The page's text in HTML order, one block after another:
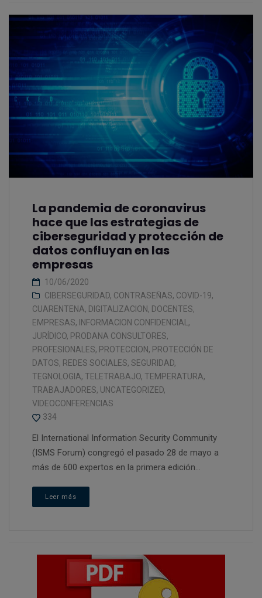
La pandemia de coronavirus
hace que las estrategias de
ciberseguridad y protección de
datos confluyan en las
empresas
10/06/2020
CIBERSEGURIDAD, CONTRASEÑAS, COVID-19,
CUARENTENA, DIGITALIZACION, DOCENTES,
EMPRESAS, INFORMACION CONFIDENCIAL ,
JURÍDICO, PRODANA CONSULTORES,
PROFESIONALES, PROTECCION, PROTECCIÓN DE
DATOS, REDES SOCIALES, SEGURIDAD,
TEGNOLOGIA, TELETRABAJO, TEMPERATURA,
TRABAJADORES, UNCATEGORIZED,
VIDEOCONFERENCIAS
334
El International Information Security Community
(ISMS Forum) congregó el pasado 28 de mayo a
más de 600 expertos en la primera edición...
Leer más